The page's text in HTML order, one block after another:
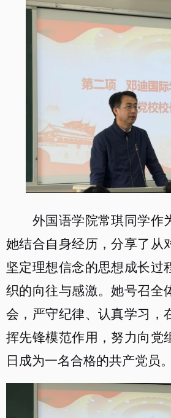
外国语学院常琪同学作
她结合自身经历，分享了从
坚定理想信念的思想成长过
织的向往与感激。她号召全
会，严守纪律、认真学习，
挥先锋模范作用，努力向党
日成为一名合格的共产党员。